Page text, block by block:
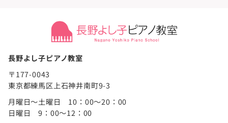
長野よし子ピアノ教室
〒177-0043
東京都練馬区上石神井南町9-3
月曜日～土曜日 10：00～20：00
日曜日 9：00～12：00